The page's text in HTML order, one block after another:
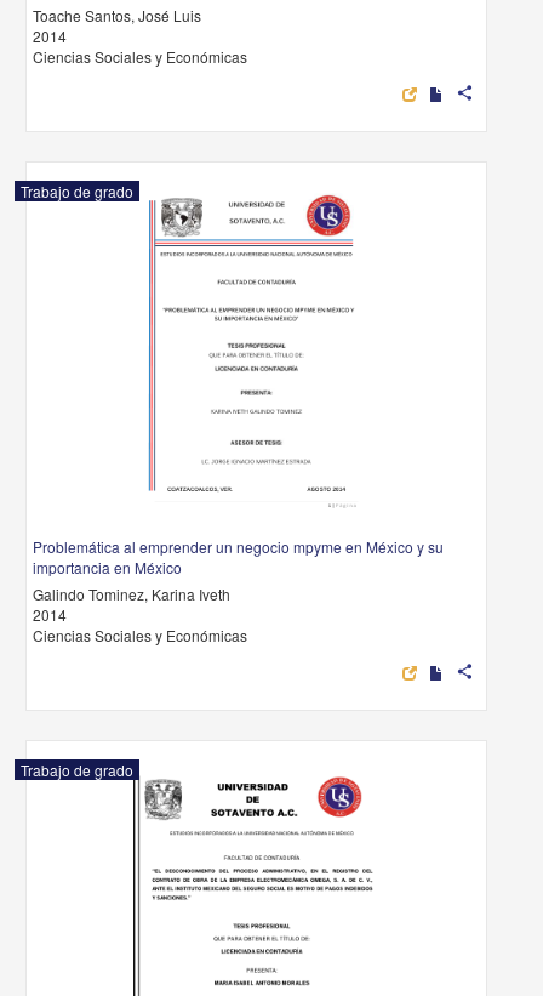
Toache Santos, José Luis
2014
Ciencias Sociales y Económicas
share
Trabajo de grado
Problemática al emprender un negocio mpyme en México y su
importancia en México
Galindo Tominez, Karina Iveth
2014
Ciencias Sociales y Económicas
share
Trabajo de grado